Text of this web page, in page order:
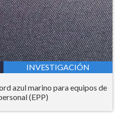
INVESTIGACIÓN
azul marino para equipos de
(EPP)